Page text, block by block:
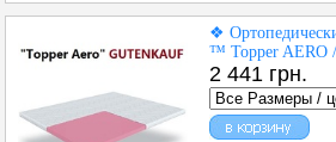
❖
™ Topper AERO
2 441 грн.